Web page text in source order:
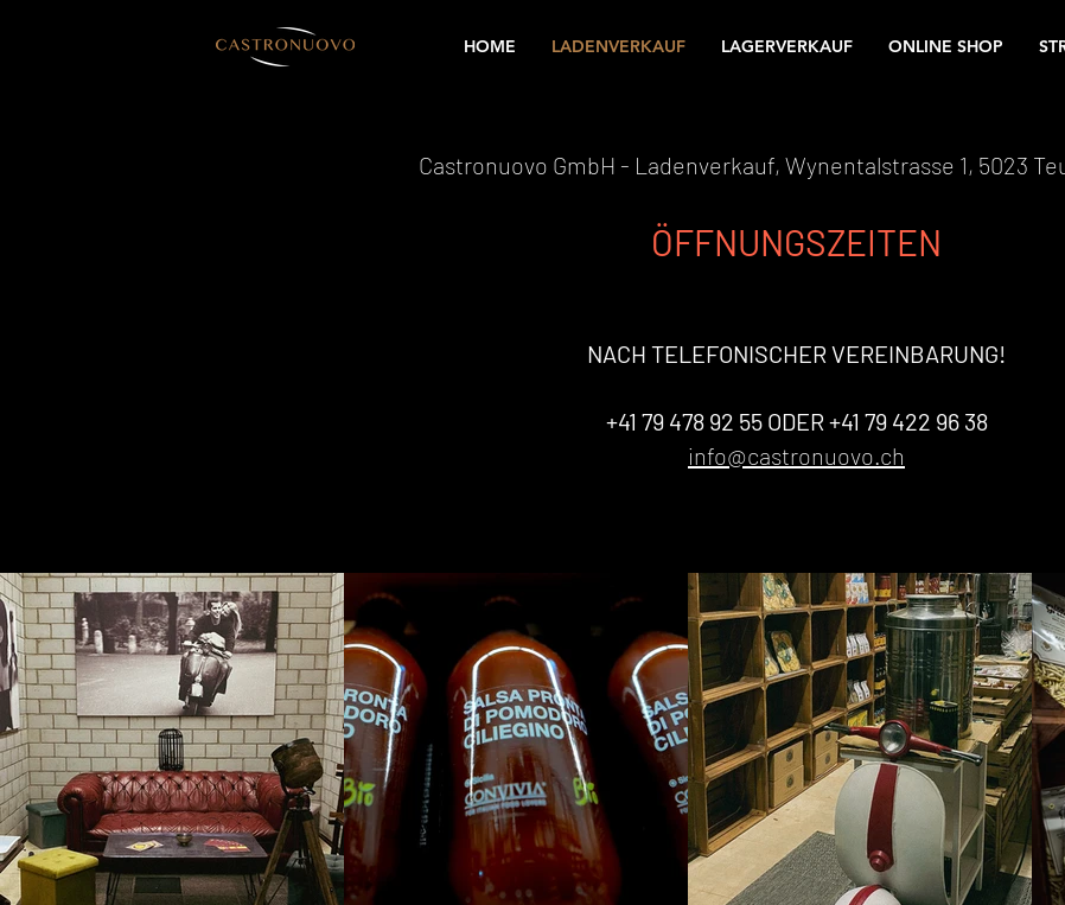
HOME LADENVERKAUF LAGERVERKAUF ONLINE SHOP
Castronuovo GmbH - Ladenverkauf, Wynentalstrasse 1, 5023
ÖFFNUNGSZEITEN
NACH TELEFONISCHER VEREINBARUNG!
+41 79 478 92 55 ODER +41 79 422 96 38
info@castronuovo.ch